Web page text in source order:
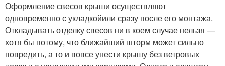
Оформление свесов крыши осуществляют
одновременно с укладкойили сразу после его монтажа.
Откладывать отделку свесов ни в коем случае нельзя —
хотя бы потому, что ближайший шторм может сильно
повредить, а то и вовсе унести крышу без ветровых